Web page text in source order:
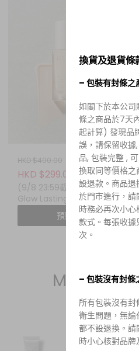
HKD $400.00
HKD $299.00
(9/8 23:59截單) HERA
Glow Lasting
Foundation SPF 25
預購
換貨及退貨條
– 包裝有封條之
如閣下於本公司
條之商品於7天
起計算) 發現品
誤，請保留收據
品, 包裝完整 ,
換取同等價格之
設退款。商品退
於門市進行，請
時務必再次小心
款式。每張收據
次。
– 包裝沒有封條
所有包裝沒有封
衛生問題，無論
都不設退換。請
時小心核對品牌